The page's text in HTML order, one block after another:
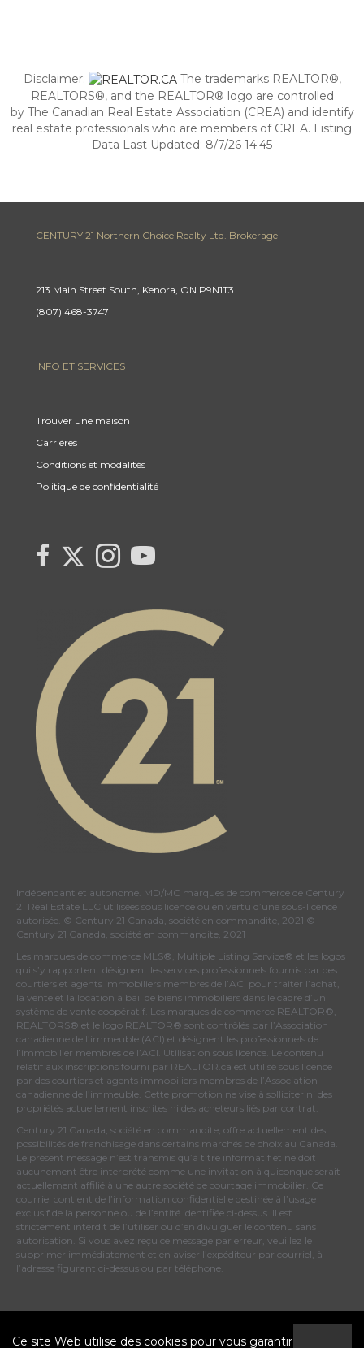
Disclaimer:
The trademarks REALTOR®,
REALTORS®, and the REALTOR® logo are controlled
by The Canadian Real Estate Association (CREA) and identify
real estate professionals who are members of CREA. Listing
Data Last Updated: 8/7/26 14:45
CENTURY 21 Northern Choice Realty Ltd. Brokerage
213 Main Street South, Kenora, ON P9N1T3
(807) 468-3747
INFO ET SERVICES
Trouver une maison
Carrières
Conditions et modalités
Politique de confidentialité
link
Link
Twitter
page
Link
to
Instagram
page
link
to
YouTube
page
Indépendant et autonome. MD/MC marques de commerce de Century
21 Real Estate LLC utilisées sous licence ou en vertu d’une sous-licence
autorisée. © Century 21 Canada, société en commandite, 2021 ©
Century 21 Canada, société en commandite, 2021
Les marques de commerce MLS®, Multiple Listing Service® et les logos
qui s’y rapportent désignent les services professionnels fournis par des
courtiers et agents immobiliers membres de l’ACI pour traiter l’achat,
la vente et la location à bail de biens immobiliers dans le cadre d’un
système de vente coopératif. Les marques de commerce REALTOR®,
REALTORS® et le logo REALTOR® sont contrôlés par l’Association
canadienne de l’immeuble (ACI) et désignent les professionnels de
l’immobilier membres de l’ACI. Utilisation sous licence. Le contenu
relatif aux inscriptions fourni par REALTOR.ca est utilisé sous licence
par des courtiers et agents immobiliers membres de l’Association
canadienne de l’immeuble . Cette promotion ne vise à solliciter ni des
propriétés actuellement inscrites ni des acheteurs liés par contrat.
Century 21 Canada, société en commandite, offre actuellement des
possibilités de franchisage dans certains marchés de choix au Canada.
Le présent message n’est transmis qu’à titre informatif et ne doit
aucunement être interprété comme une invitation à quiconque serait
actuellement affilié à une autre société de courtage immobilier. Ce
courriel contient de l’information confidentielle destinée à l’usage
exclusif de la personne ou de l’entité identifiée ci-dessus. Il est
strictement interdit de l’utiliser ou d’en divulguer le contenu sans
autorisation. Si vous avez reçu ce message par erreur, veuillez le
supprimer immédiatement et en aviser l’expéditeur par courriel, à
l’adresse figurant ci-dessus ou par téléphone.
Ce site Web utilise des cookies pour vous garantir